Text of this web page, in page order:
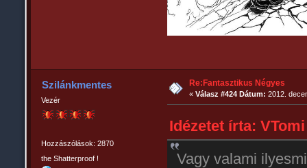
Szilánkmentes
Vezér
Hozzászólások: 2870
the Shatterproof !
Re:Fantasztikus Négyes
«Válasz #424 Dátum: 2012.
Idézetet írta:
Vagy valami